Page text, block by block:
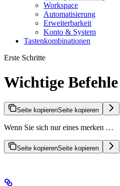
Workspace
Automatisierung
Erweiterbarkeit
Konto & System
Tastenkombinationen
Erste Schritte
Wichtige Befehle
Seite kopierenSeite kopieren
Wenn Sie sich nur eines merken …
Seite kopierenSeite kopieren